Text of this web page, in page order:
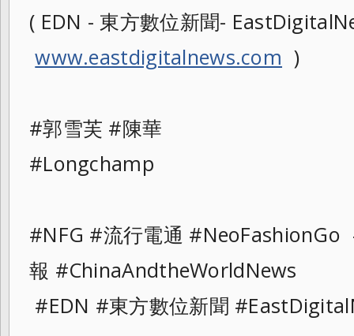
( EDN - 東方數位新聞-
www.eastdigitalnews.com )
#郭雪芙 #陳華
#Longchamp
#NFG #流行電通 #NeoFashionGo
報 #ChinaAndtheWorldNews
#EDN #東方數位新聞